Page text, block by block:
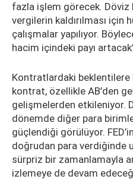
fazla işlem görecek.
vergilerin kaldırılması için
çalışmalar yapılıyor.
hacim içindeki payı
Kontratlardaki beklentilere
kontrat, özellikle AB’den
gelişmelerden etkileniyor.
dönemde diğer para
güçlendiği görülüyor.
doğrudan para verdiğinde
sürpriz bir zamanlamayla
izlemeye de devam